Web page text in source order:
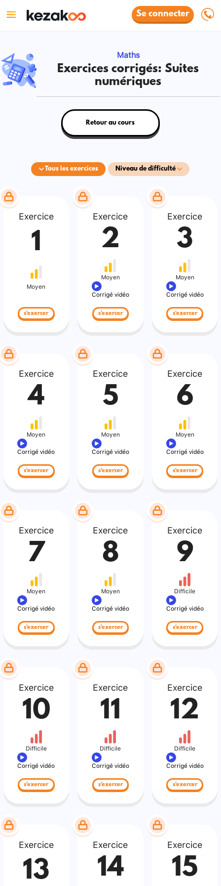
Se connecter
Maths
Exercices corrigés: Suites
numériques
Tous les exercices Niveau de difficulté
Retour au cours
Exercice
1
Moyen
s'exercer
Exercice
2
Moyen
Corrigé vidéo
s'exercer
Exercice
3
Moyen
Corrigé vidéo
s'exercer
Exercice
4
Moyen
Corrigé vidéo
s'exercer
Exercice
5
Moyen
Corrigé vidéo
s'exercer
Exercice
6
Moyen
Corrigé vidéo
s'exercer
Exercice
7
Moyen
Corrigé vidéo
s'exercer
Exercice
8
Moyen
Corrigé vidéo
s'exercer
Exercice
9
Difficile
Corrigé vidéo
s'exercer
Exercice
10
Difficile
Corrigé vidéo
s'exercer
Exercice
11
Difficile
Corrigé vidéo
s'exercer
Exercice
12
Difficile
Corrigé vidéo
s'exercer
Exercice
13
Exercice
14
Exercice
15